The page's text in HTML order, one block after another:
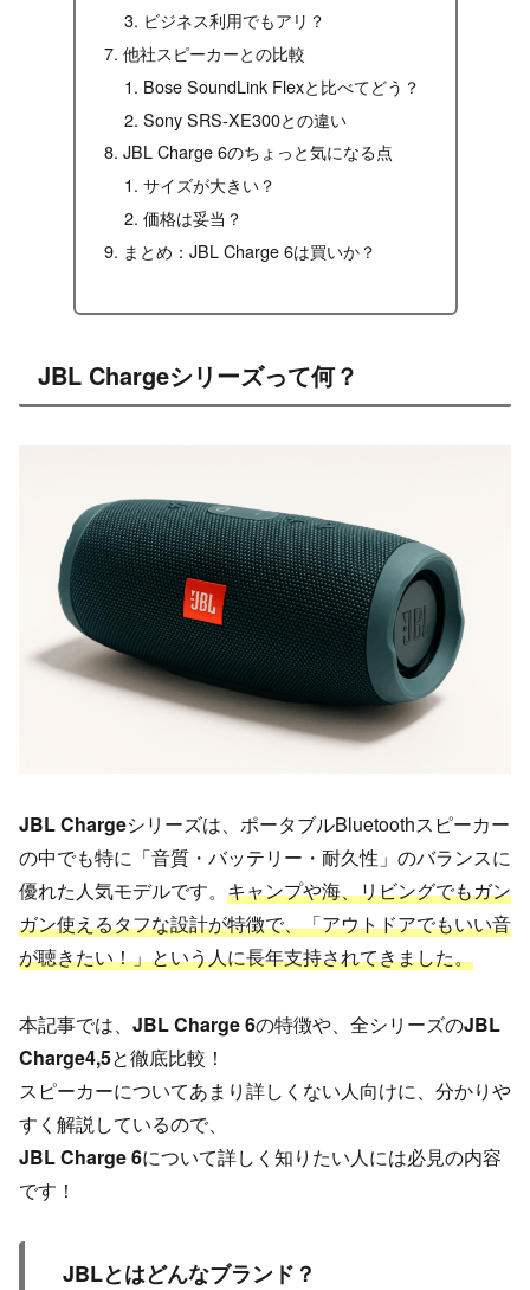
ビジネス利用でもアリ？
他社スピーカーとの比較
Bose SoundLink Flexと比べてどう？
Sony SRS-XE300との違い
JBL Charge 6のちょっと気になる点
サイズが大きい？
価格は妥当？
まとめ：JBL Charge 6は買いか？
JBL Chargeシリーズって何？
JBL Chargeシリーズは、ポータブルBluetoothスピーカー
の中でも特に「音質・バッテリー・耐久性」のバランスに
優れた人気モデルです。 キャンプや海、リビングでもガン
ガン使えるタフな設計が特徴で、「アウトドアでもいい音
が聴きたい！」という人に長年支持されてきました。
本記事では、 JBL Charge 6の特徴や、全シリーズのJBL
Charge4,5と徹底比較！
スピーカーについてあまり詳しくない人向けに、分かりや
すく解説しているので、
JBL Charge 6について詳しく知りたい人には必見の内容
です！
JBLとはどんなブランド？